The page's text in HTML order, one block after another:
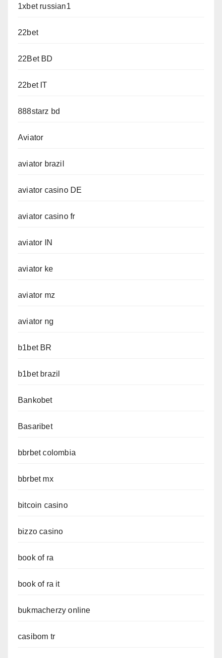
1xbet russian1
22bet
22Bet BD
22bet IT
888starz bd
Aviator
aviator brazil
aviator casino DE
aviator casino fr
aviator IN
aviator ke
aviator mz
aviator ng
b1bet BR
b1bet brazil
Bankobet
Basaribet
bbrbet colombia
bbrbet mx
bitcoin casino
bizzo casino
book of ra
book of ra it
bukmacherzy online
casibom tr